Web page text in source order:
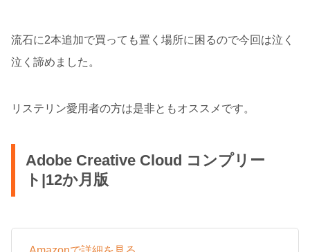
流石に2本追加で買っても置く場所に困るので今回は泣く
泣く諦めました。
リステリン愛用者の方は是非ともオススメです。
Adobe Creative Cloud コンプリー
ト|12か月版